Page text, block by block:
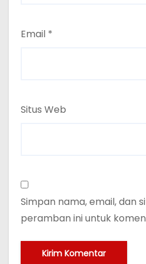
Email *
Situs Web
Simpan nama, email, dan
peramban ini untuk